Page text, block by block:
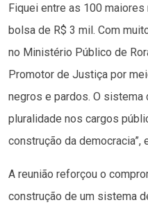
Fiquei entre as 100
bolsa de R$ 3 mil. Com
no Ministério Público de
Promotor de Justiça por
negros e pardos. O
pluralidade nos cargos
construção da
A reunião reforçou o
construção de um sistema